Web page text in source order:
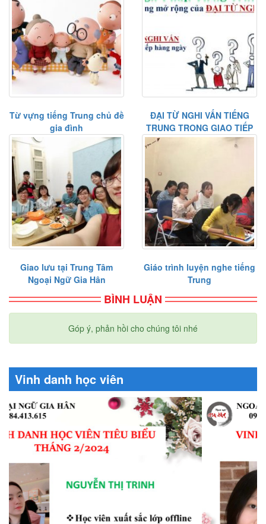
Từ vựng tiếng Trung chủ đề
gia đình
ĐẠI TỪ NGHI VẤN TIẾNG
TRUNG TRONG GIAO TIẾP
Giao lưu tại Trung Tâm
Ngoại Ngữ Gia Hân
Giáo trình luyện nghe tiếng
Trung
BÌNH LUẬN
Góp ý, phản hồi cho chúng tôi nhé
Vinh danh học viên